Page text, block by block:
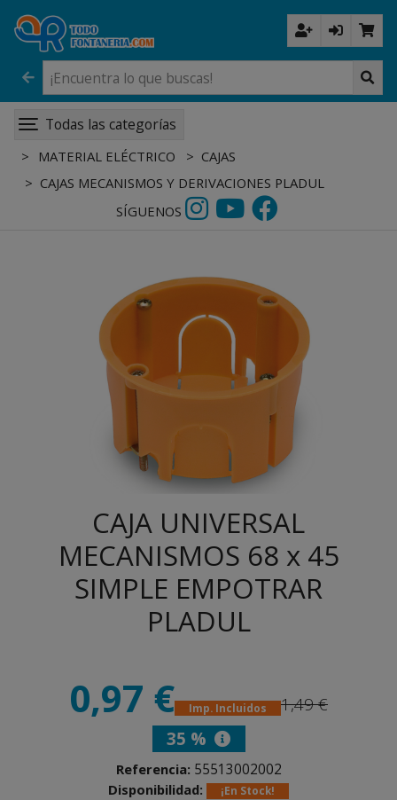
Todas las categorías
MATERIAL ELÉCTRICO
CAJAS
CAJAS MECANISMOS Y DERIVACIONES PLADUL
SÍGUENOS
CAJA UNIVERSAL
MECANISMOS 68 x 45
SIMPLE EMPOTRAR
PLADUL
0,97 € Imp. Incluidos
1,49 €
35 %
Referencia: 55513002002
Disponibilidad: ¡En Stock!